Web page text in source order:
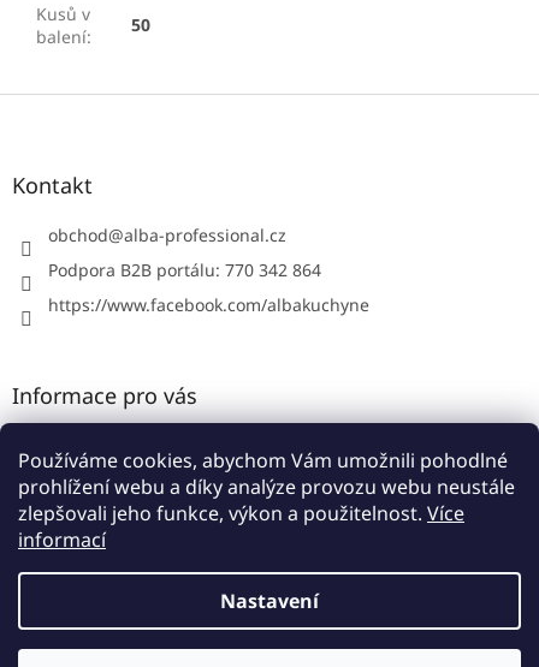
Používáme cookies, abychom Vám umožnili pohodlné
prohlížení webu a díky analýze provozu webu neustále
zlepšovali jeho funkce, výkon a použitelnost. Více
informací
Nastavení
Kusů v
balení:
50
Z
Kontakt
obchod@alba-professional.cz
Podpora B2B portálu: 770 342 864
https://www.facebook.com/albakuchyne
Informace pro vás
Obchodní podmínky
Podmínky ochrany osobních údajů
Vytvořil Shoptet